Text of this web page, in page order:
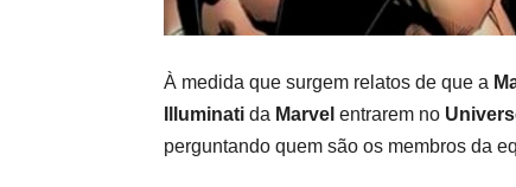
À medida que surgem relatos de que a
Illuminati da Marvel entrarem no
perguntando quem são os membros da